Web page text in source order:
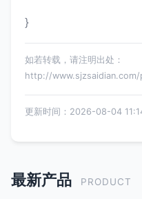
}
如若转载，请注明出处：
http://
更新时间：2026-08-04
最新产品 PRODUCT